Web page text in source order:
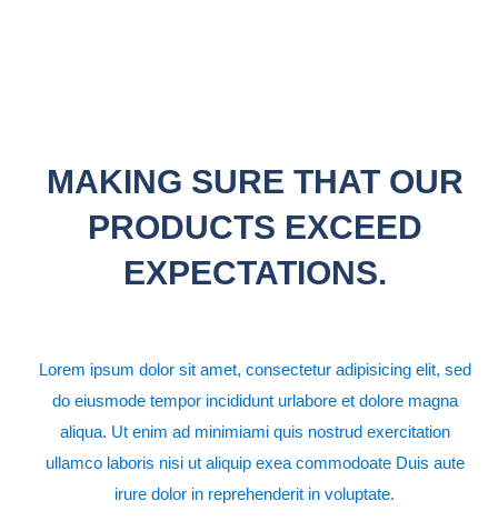
MAKING SURE THAT OUR
PRODUCTS EXCEED
EXPECTATIONS.
Lorem ipsum dolor sit amet, consectetur adipisicing elit, sed
do eiusmode tempor incididunt urlabore et dolore magna
aliqua. Ut enim ad minimiami quis nostrud exercitation
ullamco laboris nisi ut aliquip exea commodoate Duis aute
irure dolor in reprehenderit in voluptate.